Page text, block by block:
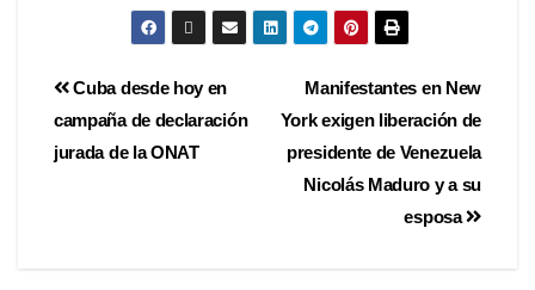
Manifestantes en New
York exigen liberación de
presidente de Venezuela
Nicolás Maduro y a su
esposa
Cuba desde hoy en
campaña de declaración
jurada de la ONAT